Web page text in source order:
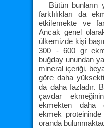
Bütün bunların
farklılıkları da
etkilemekte ve
Ancak genel
ülkemizde kişi
300 - 600 gr
buğday unundan
mineral içeriği,
göre daha
da daha fazladır.
çavdar
ekmekten daha
ekmek proteininde
oranda